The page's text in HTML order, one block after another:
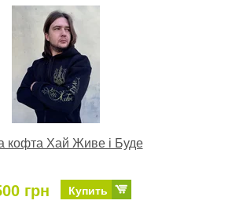
кофта Хай Живе і Буде
грн Купить